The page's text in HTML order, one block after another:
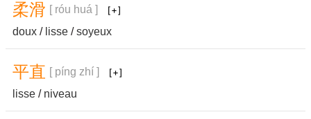
柔滑 [ róu huá ]
doux / lisse /soyeux
平直 [ píng zhí ]
lisse / niveau